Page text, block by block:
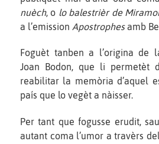
nuèch, o lo balestrièr de
a l’emission Apostrophesamb
Foguèt tanben a l’origina de
Joan Bodon, que li permetèt
reabilitar la memòria d’aquel
país que lo vegèt a nàisser.
Per tant que fogusse erudit,
autant coma l’umor a travèrs